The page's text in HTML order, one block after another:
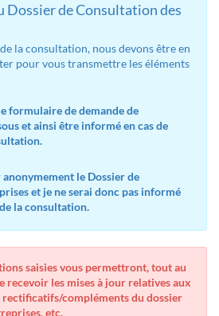
Dossier de Consultation des
la consultation, nous devons être en
pour vous transmettre les éléments
formulaire de demande de
et ainsi être informé en cas de
le Dossier de
et je ne serai donc pas informé
la consultation.
saisies vous permettront, tout au
recevoir les mises à jour relatives aux
rectificatifs/compléments du dossier
etc.